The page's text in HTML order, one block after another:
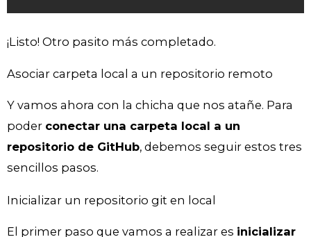
¡Listo! Otro pasito más completado.
Asociar carpeta local a un repositorio remoto
Y vamos ahora con la chicha que nos atañe. Para
poder conectar una carpeta local a un
repositorio de GitHub, debemos seguir estos tres
sencillos pasos.
Inicializar un repositorio git en local
El primer paso que vamos a realizar es inicializar